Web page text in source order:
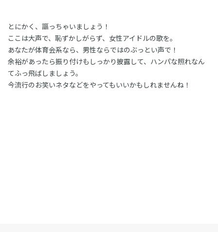
とにかく、謳っちゃいましょう！
ここは大声で、恥ずかしがらず、女性アイドルの歌を。
あなたが体育会系なら、男性ならではのぶっとい声で！
余裕があったら振り付けもしっかり披露して、ハンパな照れなん
てふっ飛ばしましょう。
今流行のお笑いネタなどをやってもいいかもしれませんね！